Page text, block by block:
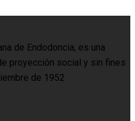
de Endodoncia, es una
proyección social y sin fines
de 1952